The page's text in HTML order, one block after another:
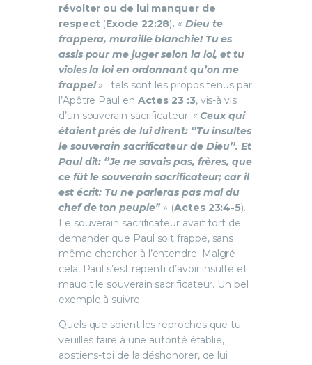
révolter ou de lui manquer de
respect (Exode 22:28). « Dieu te
frappera, muraille blanchie! Tu es
assis pour me juger selon la loi, et tu
violes la loi en ordonnant qu’on me
frappe!» : tels sont les propos tenus par
l’Apôtre Paul en Actes 23 :3, vis-à vis
d’un souverain sacrificateur. «Ceux qui
étaient près de lui dirent: ‘’Tu insultes
le souverain sacrificateur de Dieu’’. Et
Paul dit: ‘’Je ne savais pas, frères, que
ce fût le souverain sacrificateur; car il
est écrit: Tu ne parleras pas mal du
chef de ton peuple’’ » (Actes 23:4-5).
Le souverain sacrificateur avait tort de
demander que Paul soit frappé, sans
même chercher à l’entendre. Malgré
cela, Paul s’est repenti d’avoir insulté et
maudit le souverain sacrificateur. Un bel
exemple à suivre.
Quels que soient les reproches que tu
veuilles faire à une autorité établie,
abstiens-toi de la déshonorer, de lui